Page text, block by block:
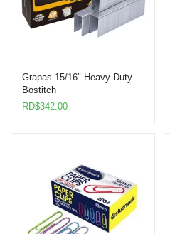
Grapas 15/16″ Heavy Duty –
Bostitch
RD$342.00